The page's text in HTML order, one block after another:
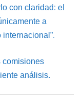
con claridad: el
a
comisiones
análisis.